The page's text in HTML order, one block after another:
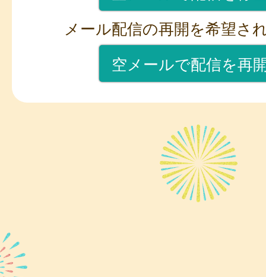
メール配信の再開を希望さ
空メールで配信を再